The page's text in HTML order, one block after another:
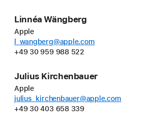
Linnéa Wängberg
Apple
l_wangberg@apple.com
+49 30 959 988 522
Julius Kirchenbauer
Apple
julius_kirchenbauer@apple.com
+49 30 403 658 339